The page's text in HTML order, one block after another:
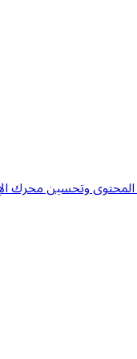
وتحسين محرك